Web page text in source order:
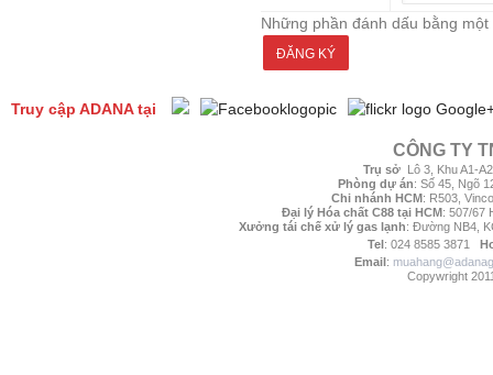
Những phần đánh dấu bằng
ĐĂNG KÝ
Truy cập ADANA tại
CÔNG TY
Trụ sở Lô 3, Khu A1-
Phòng dự án: Số 45, Ngõ
Chi nhánh HCM: R503,
Đại lý Hóa chất C88 tại HCM: 507/67
Xưởng tái chế xử lý gas lạnh: Đường NB4,
Tel: 024 8585 3871
Email:
Copywright